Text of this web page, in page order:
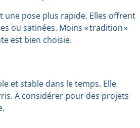
pose plus rapide. Elles offrent
ou satinées. Moins « tradition »
est bien choisie.
et stable dans le temps. Elle
À considérer pour des projets